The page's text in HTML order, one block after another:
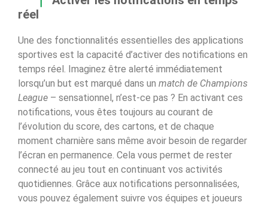
réel
Une des fonctionnalités essentielles des applications
sportives est la capacité d’activer des notifications en
temps réel. Imaginez être alerté immédiatement
lorsqu’un but est marqué dans un match de Champions
League – sensationnel, n’est-ce pas ? En activant ces
notifications, vous êtes toujours au courant de
l’évolution du score, des cartons, et de chaque
moment charnière sans même avoir besoin de regarder
l’écran en permanence. Cela vous permet de rester
connecté au jeu tout en continuant vos activités
quotidiennes. Grâce aux notifications personnalisées,
vous pouvez également suivre vos équipes et joueurs